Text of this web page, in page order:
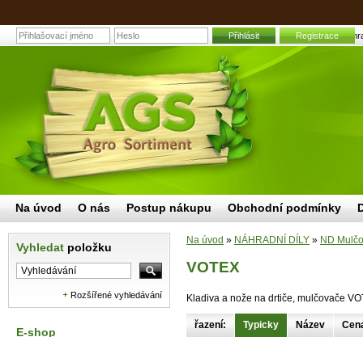
VOTEX |
Přihlásit Registrace
Vyhledat položku
Rozšířené vyhledávání
E-shop
Na úvod » NÁHRADNÍ DÍLY » ND
VOTEX
Kladiva a nože na drtiče, mulčovače
řazení: Typicky Název
Na úvod O nás Postup nákupu Obchodní podmínky